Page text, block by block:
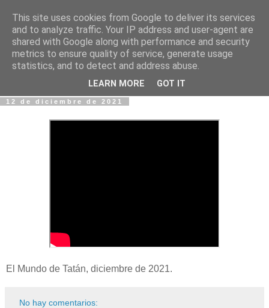
Fotos y Cosas
Miguel Sáenz de Santa María Elizalde
"Un blog es como un diario, pero sin candado".
12 de diciembre de 2021
El Mundo de Tatán, diciembre de 2021.
No hay comentarios:
This site uses cookies from Google to deliver its services
and to analyze traffic. Your IP address and user-agent are
shared with Google along with performance and security
metrics to ensure quality of service, generate usage
statistics, and to detect and address abuse.
LEARN MORE GOT IT